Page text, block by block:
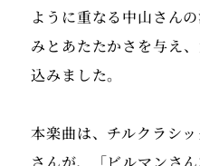
ように重なる中山さん
みとあたたかさを与え
込みました。
本楽曲は、チルクラシ
さんが、「ビルマンさ